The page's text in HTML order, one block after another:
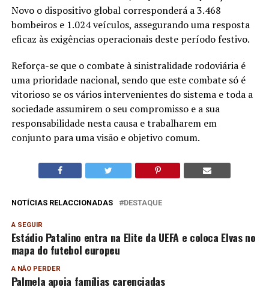
Novo o dispositivo global corresponderá a 3.468
bombeiros e 1.024 veículos, assegurando uma resposta
eficaz às exigências operacionais deste período festivo.
Reforça-se que o combate à sinistralidade rodoviária é
uma prioridade nacional, sendo que este combate só é
vitorioso se os vários intervenientes do sistema e toda a
sociedade assumirem o seu compromisso e a sua
responsabilidade nesta causa e trabalharem em
conjunto para uma visão e objetivo comum.
NOTÍCIAS RELACCIONADAS DESTAQUE
A SEGUIR
Estádio Patalino entra na Elite da UEFA e coloca Elvas no
mapa do futebol europeu
A NÃO PERDER
Palmela apoia famílias carenciadas